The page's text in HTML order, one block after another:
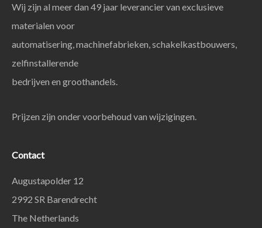
Wij zijn al meer dan 49 jaar leverancier van exclusieve
materialen voor
automatisering, machinefabrieken, schakelkastbouwers,
zelfinstallerende
bedrijven en groothandels.
Prijzen zijn onder voorbehoud van wijzigingen.
Contact
Augustapolder 12
2992 SR Barendrecht
The Netherlands